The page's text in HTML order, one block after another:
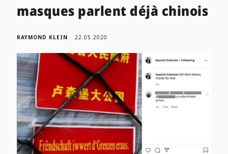
masques parlent déjà chinois
RAYMOND KLEIN 22.05.2020